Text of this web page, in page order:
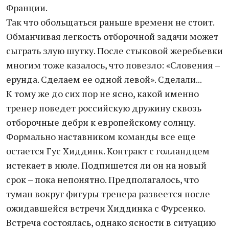
Франции.
Так что обольщаться раньше времени не стоит.
Обманчивая легкость отборочной задачи может
сыграть злую шутку. После стыковой жеребьевки
многим тоже казалось, что повезло: «Словения –
ерунда. Сделаем ее одной левой». Сделали...
К тому же до сих пор не ясно, какой именно
тренер поведет российскую дружину сквозь
отборочные дебри к европейскому солнцу.
Формально наставником команды все еще
остается Гус Хиддинк. Контракт с голландцем
истекает в июле. Подпишется ли он на новый
срок – пока непонятно. Предполагалось, что
туман вокруг фигуры тренера развеется после
ожидавшейся встречи Хиддинка с Фурсенко.
Встреча состоялась, однако ясности в ситуацию